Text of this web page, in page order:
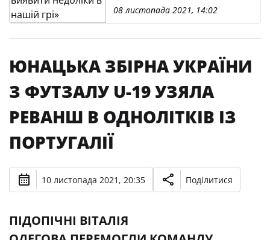
08 листопада 2021, 14:02
ЮНАЦЬКА ЗБІРНА УКРАЇНИ
З ФУТЗАЛУ U-19 УЗЯЛА
РЕВАНШ В ОДНОЛІТКІВ ІЗ
ПОРТУГАЛІЇ
10 листопада 2021, 20:35 Поділитися
ПІДОПІЧНІ ВІТАЛІЯ